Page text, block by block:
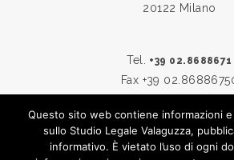
20122 Milano
Tel. +39 02.8688671
Fax +39
Skype:
Email:
Questo sito web contiene informazioni
sullo Studio Legale Valaguzza,
informativo. È vietato l’uso di ogni